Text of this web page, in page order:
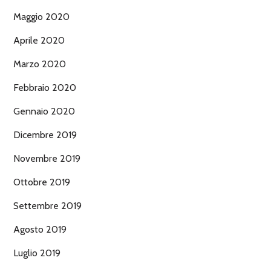
Maggio 2020
Aprile 2020
Marzo 2020
Febbraio 2020
Gennaio 2020
Dicembre 2019
Novembre 2019
Ottobre 2019
Settembre 2019
Agosto 2019
Luglio 2019